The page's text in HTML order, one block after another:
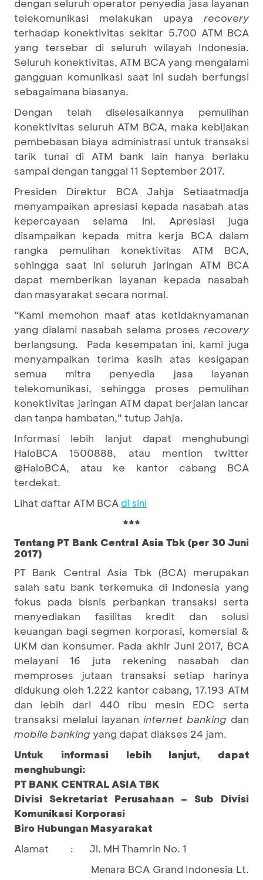
dengan seluruh operator penyedia jasa layanan
telekomunikasi melakukan upaya recovery
terhadap konektivitas sekitar 5.700 ATM BCA
yang tersebar di seluruh wilayah Indonesia.
Seluruh konektivitas, ATM BCA yang mengalami
gangguan komunikasi saat ini sudah berfungsi
sebagaimana biasanya.
Dengan telah diselesaikannya pemulihan
konektivitas seluruh ATM BCA, maka kebijakan
pembebasan biaya administrasi untuk transaksi
tarik tunai di ATM bank lain hanya berlaku
sampai dengan tanggal 11 September 2017.
Presiden Direktur BCA Jahja Setiaatmadja
menyampaikan apresiasi kepada nasabah atas
kepercayaan selama ini. Apresiasi juga
disampaikan kepada mitra kerja BCA dalam
rangka pemulihan konektivitas ATM BCA,
sehingga saat ini seluruh jaringan ATM BCA
dapat memberikan layanan kepada nasabah
dan masyarakat secara normal.
“Kami memohon maaf atas ketidaknyamanan
yang dialami nasabah selama proses recovery
berlangsung. Pada kesempatan ini, kami juga
menyampaikan terima kasih atas kesigapan
semua mitra penyedia jasa layanan
telekomunikasi, sehingga proses pemulihan
konektivitas jaringan ATM dapat berjalan lancar
dan tanpa hambatan,” tutup Jahja.
Informasi lebih lanjut dapat menghubungi
HaloBCA 1500888, atau mention twitter
@HaloBCA, atau ke kantor cabang BCA
terdekat.
Lihat daftar ATM BCA di sini
***
Tentang PT Bank Central Asia Tbk (per 30 Juni
2017)
PT Bank Central Asia Tbk (BCA) merupakan
salah satu bank terkemuka di Indonesia yang
fokus pada bisnis perbankan transaksi serta
menyediakan fasilitas kredit dan solusi
keuangan bagi segmen korporasi, komersial &
UKM dan konsumer. Pada akhir Juni 2017, BCA
melayani 16 juta rekening nasabah dan
memproses jutaan transaksi setiap harinya
didukung oleh 1.222 kantor cabang, 17.193 ATM
dan lebih dari 440 ribu mesin EDC serta
transaksi melalui layanan internet banking dan
mobile banking yang dapat diakses 24 jam.
Untuk informasi lebih lanjut, dapat
menghubungi:
PT BANK CENTRAL ASIA TBK
Divisi Sekretariat Perusahaan – Sub Divisi
Komunikasi Korporasi
Biro Hubungan Masyarakat
Alamat
: Jl. MH Thamrin No. 1
Menara BCA Grand Indonesia Lt.